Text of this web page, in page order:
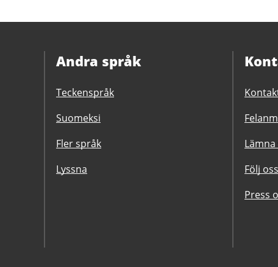
Andra språk
Teckenspråk
Suomeksi
Fler språk
Lyssna
Följ
Press